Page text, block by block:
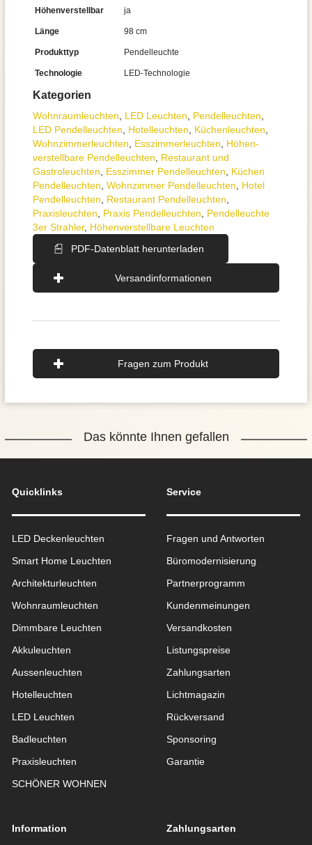
Kategorien
Wohnraum­leuchten LED Leuchten Pendel­leuchten
LED Pendelleuchten
Hotelleuchten Küchenleuchten
Wohnzimmer­leuchten
Esszimmer­­leuchten
Höhen­
verstellbare Pendelleuchten
Restaurant und
Gastroleuchten
Esszimmer Pendelleuchten
Küchen
Pendelleuchten Wohnzimmer Pendelleuchten
Hotel
Pendelleuchten
Restaurant Pendelleuchten
Praxisleuchten
Praxis Pendelleuchten
Pendelleuchte
3er Strahler, Höhenverstellbare Leuchten
PDF-Datenblatt herunterladen
Versandinformationen
Höhenverstellbar ja
Länge 98 cm
Produkttyp Pendelleuchte
Technologie LED-Technologie
Fragen zum Produkt
Das könnte Ihnen gefallen
Quicklinks
LED Deckenleuchten
Smart Home Leuchten
Architekturleuchten
Wohnraum­leuchten
Dimmbare Leuchten
Akkuleuchten
Aussen­leuchten
Hotelleuchten
LED Leuchten
Badleuchten
Praxisleuchten
SCHÖNER WOHNEN
Service
Fragen und Antworten
Büromodernisierung
Partnerprogramm
Kundenmeinungen
Versandkosten
Listungspreise
Zahlungsarten
Lichtmagazin
Rückversand
Sponsoring
Garantie
Information Zahlungsarten